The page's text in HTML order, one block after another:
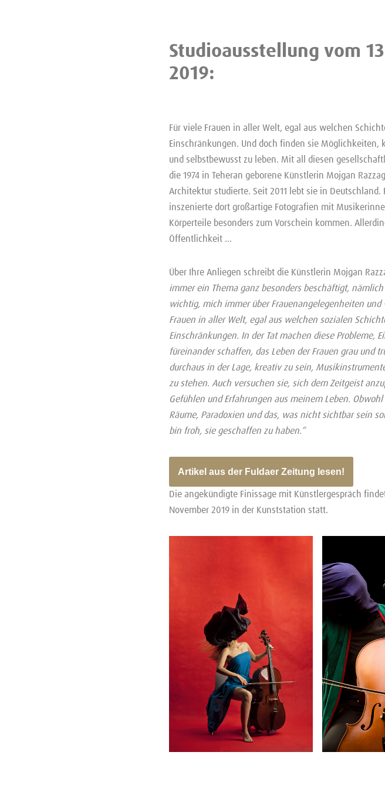
Studioausstellung vom
2019:
Für viele Frauen in aller Welt, egal aus welchen
Einschränkungen. Und doch finden sie
und selbstbewusst zu leben. Mit all diesen
die 1974 in Teheran geborene Künstlerin Mojgan
Architektur studierte. Seit 2011 lebt sie in
inszenierte dort großartige Fotografien mit
Körperteile besonders zum Vorschein kommen.
Öffentlichkeit …
Über Ihre Anliegen schreibt die Künstlerin Mojgan
immer ein Thema ganz besonders beschäftigt, nämlich
wichtig, mich immer über Frauenangelegenheiten
Frauen in aller Welt, egal aus welchen sozialen
Einschränkungen. In der Tat machen diese Probleme,
füreinander schaffen, das Leben der Frauen grau und
durchaus in der Lage, kreativ zu sein,
zu stehen. Auch versuchen sie, sich dem Zeitgeist
Gefühlen und Erfahrungen aus meinem Leben.
Räume, Paradoxien und das, was nicht sichtbar sein
bin froh, sie geschaffen zu haben.“
Artikel aus der Fuldaer Zeitung lesen!
Die angekündigte Finissage mit Künstlergespräch
November 2019 in der Kunststation statt.